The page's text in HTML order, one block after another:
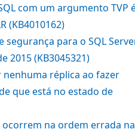
com um argumento TVP
(KB4010162)
segurança para o SQL
2015 (KB3045321)
nenhuma réplica ao fazer
que está no estado de
ocorrem na ordem errada na